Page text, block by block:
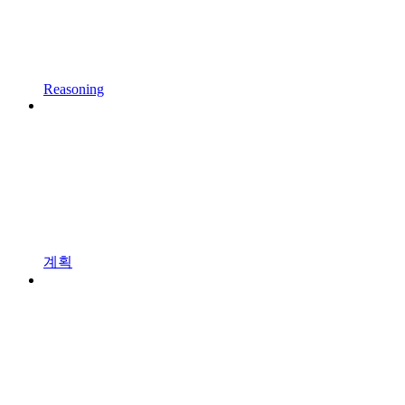
Reasoning
계획